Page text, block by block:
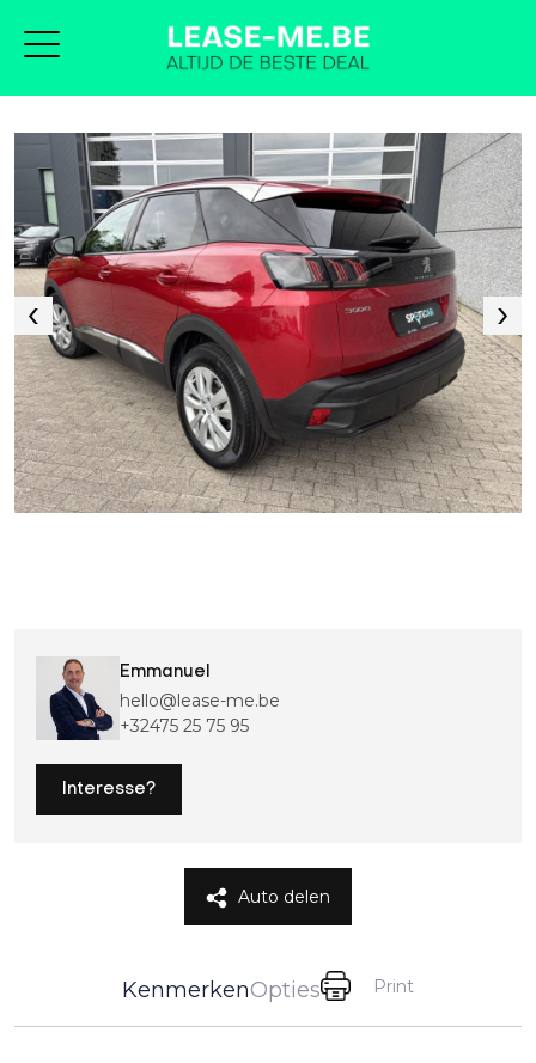
Emmanuel
hello@lease-me.be
+32475 25 75 95
Interesse?
Auto delen
KenmerkenOpties Print